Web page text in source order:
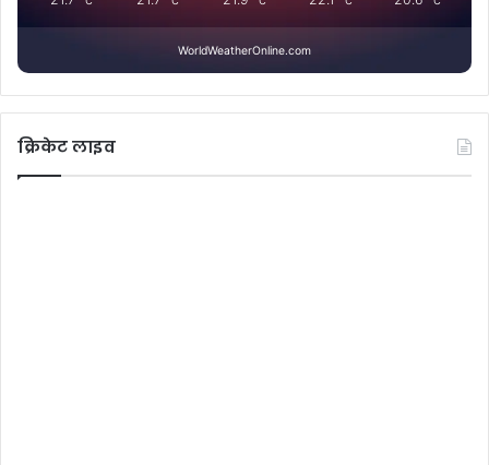
WorldWeatherOnline.com
क्रिकेट लाइव